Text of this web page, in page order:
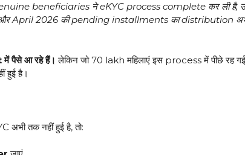
beneficiaries ने eKYC process complete कर ली है,
और April 2026 की pending installments का distribution
में पैसे आ रहे हैं। लेकिन जो 70 lakh महिलाएं इस process में पीछे रह
हुई है।
तक नहीं हुई है, तो: